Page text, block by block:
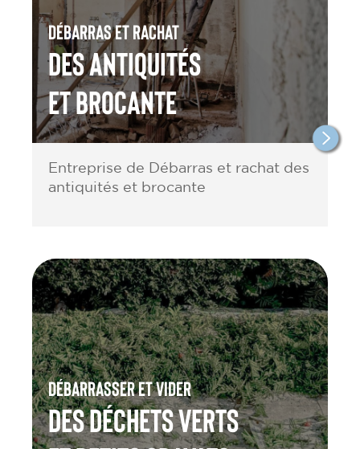
Débarras et rachat
des antiquités
et brocante
Entreprise de Débarras et rachat des
antiquités et brocante
Débarrasser et vider
des Déchets verts